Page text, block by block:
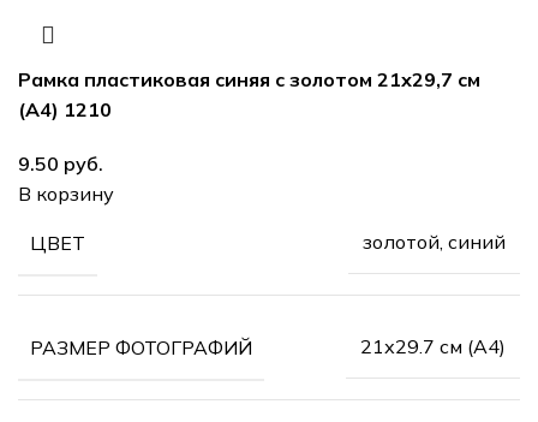
Рамка пластиковая синяя с золотом 21х29,7 см
(А4) 1210
руб.
В корзину
ЦВЕТ золотой, синий
РАЗМЕР ФОТОГРАФИЙ 21х29.7 см (А4)